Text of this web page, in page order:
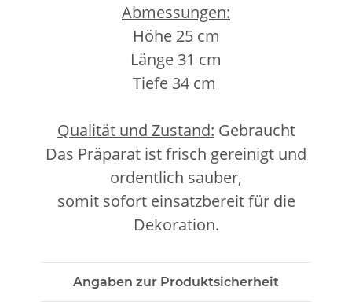
Abmessungen:
Höhe 25 cm
Länge 31 cm
Tiefe 34 cm
Qualität und Zustand: Gebraucht
Das Präparat ist frisch gereinigt und
ordentlich sauber,
somit sofort einsatzbereit für die
Dekoration.
Angaben zur Produktsicherheit